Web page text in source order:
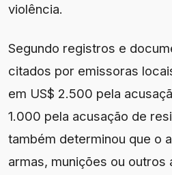
violência.
Segundo registros e
citados por emissoras
em US$ 2.500 pela
1.000 pela acusação de
também determinou que o
armas, munições ou outros